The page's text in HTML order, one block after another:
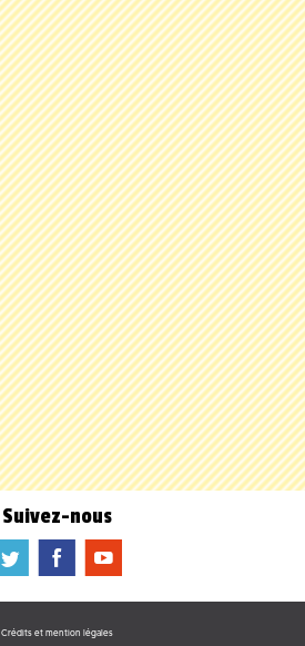
Suivez-nous
a b f
Crédits et mention légales